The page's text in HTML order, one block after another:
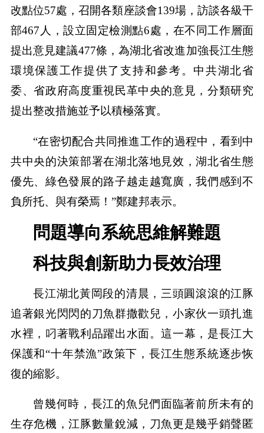
改點位57處，召開各類座談會139場，訪談各級干
部467人，設立固定檢測點6處，在不同工作層面
提出意見建議477條，為湖北省改進加強長江生態
環境保護工作提供了支持和參考。中共湖北省
委、省政府高度重視民革中央的意見，分類研究
提出整改措施並予以積極落實。
“在密切配合共同推進工作的過程中，看到中
共中央的決策部署在湖北落地見效，湖北省生態
優先、綠色發展的路子越走越寬廣，我們感到不
負所托、與有榮焉！”鄭建邦表示。
問題導向系統思維解難題
科技與創新助力長效治理
長江湖北黃岡段的清晨，三頭圓滾滾的江豚
追著銀光閃閃的刀魚群撒歡兒，小家伙一頭扎進
水裡，叼著戰利品躍出水面。這一幕，是長江大
保護和“十年禁漁”政策下，長江生態系統逐步恢
復的縮影。
曾幾何時，長江的魚兒們面臨著前所未有的
生存危機，江豚數量銳減，刀魚更是幾乎銷聲匿